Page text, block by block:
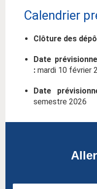
Calendrier
Clôture des
Date
: mardi 10 février
Date
semestre 2026